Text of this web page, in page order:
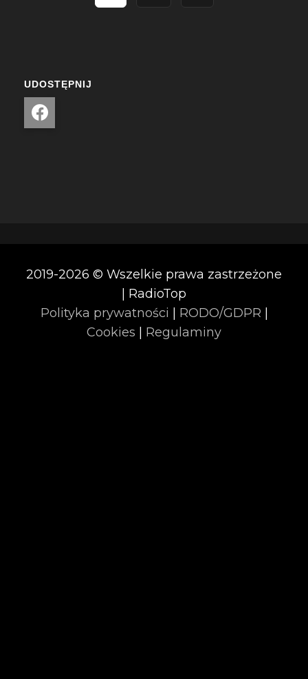
UDOSTĘPNIJ
2019-2026 © Wszelkie prawa zastrzeżone
| RadioTop
Polityka prywatności | RODO/GDPR |
Cookies | Regulaminy